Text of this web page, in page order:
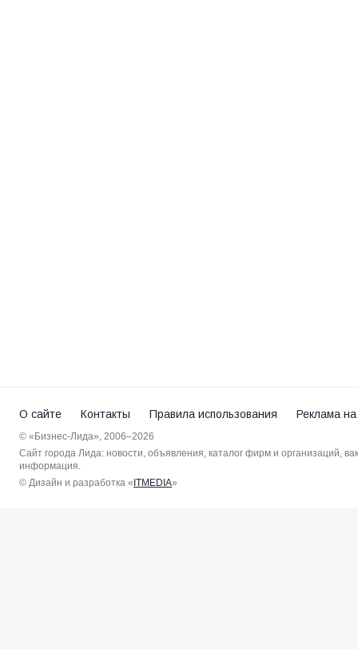
О сайте Контакты Правила использования Реклама
© «Бизнес-Лида», 2006–2026
Сайт города Лида: новости, объявления, каталог фирм и организаций,
информация.
© Дизайн и разработка « ITMEDIA»